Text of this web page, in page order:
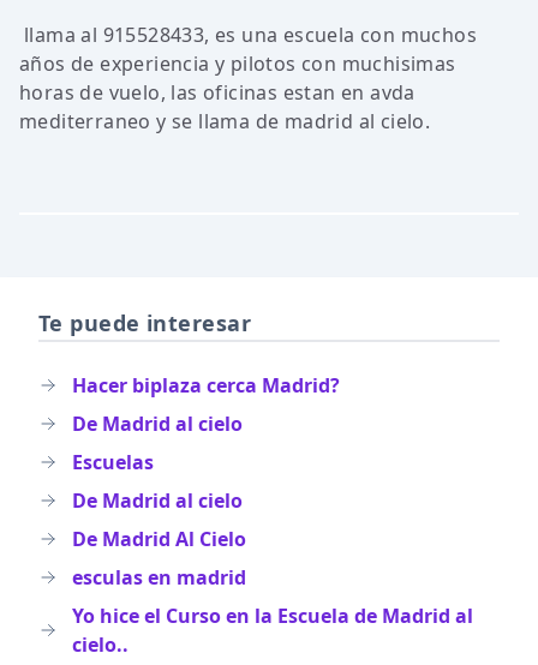
llama al 915528433, es una escuela con muchos
años de experiencia y pilotos con muchisimas
horas de vuelo, las oficinas estan en avda
mediterraneo y se llama de madrid al cielo.
Te puede interesar
Hacer biplaza cerca Madrid?
De Madrid al cielo
Escuelas
De Madrid al cielo
De Madrid Al Cielo
esculas en madrid
Yo hice el Curso en la Escuela de Madrid al
cielo..